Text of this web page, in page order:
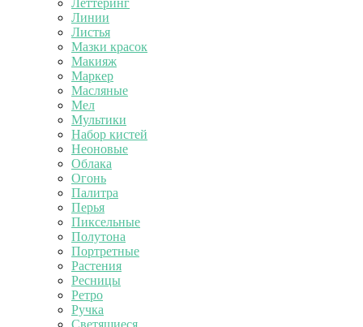
Леттеринг
Линии
Листья
Мазки красок
Макияж
Маркер
Масляные
Мел
Мультики
Набор кистей
Неоновые
Облака
Огонь
Палитра
Перья
Пиксельные
Полутона
Портретные
Растения
Ресницы
Ретро
Ручка
Светящиеся